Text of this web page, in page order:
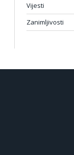
Vijesti
Zanimljivosti